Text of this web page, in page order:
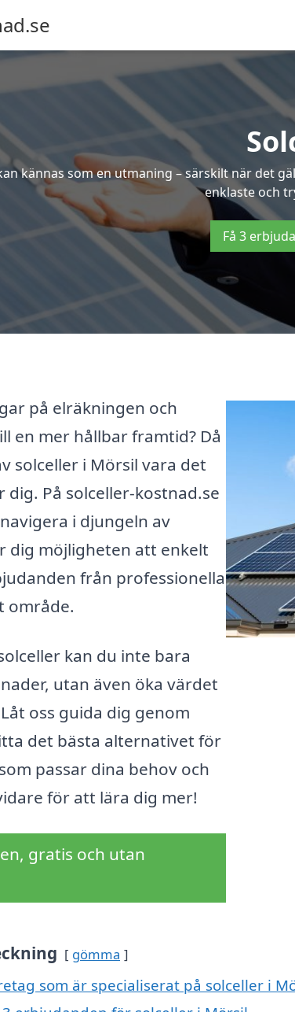
kännas som en utmaning – särskilt när det
enklaste och
Få 3
på elräkningen och
en mer hållbar framtid? Då
solceller i Mörsil vara det
På solceller-kostnad.se
i djungeln av
dig möjligheten att enkelt
från professionella
område.
kan du inte bara
utan även öka värdet
oss guida dig genom
det bästa alternativet för
passar dina behov och
för att lära dig mer!
gratis och utan
gömma
som är specialiserat på solceller i